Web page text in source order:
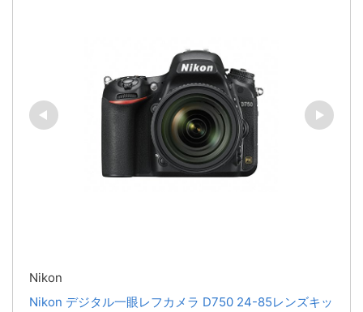
Nikon
Nikon デジタル一眼レフカメラ D750 24-85レンズキッ